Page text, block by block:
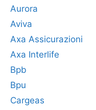
Aurora
Aviva
Axa Assicurazioni
Axa Interlife
Bpb
Bpu
Cargeas